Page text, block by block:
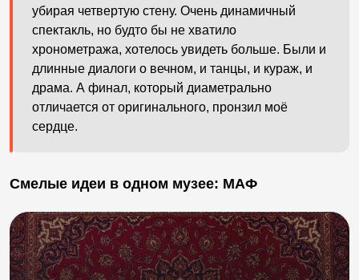
убирая четвертую стену. Очень динамичный
спектакль, но будто бы не хватило
хронометража, хотелось увидеть больше. Были и
длинные диалоги о вечном, и танцы, и кураж, и
драма. А финал, который диаметрально
отличается от оригинального, пронзил моё
сердце.
Смелые идеи в одном музее: МАФ